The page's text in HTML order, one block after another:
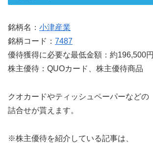
銘柄名： 小津産業
銘柄コード： 7487
優待獲得に必要な最低金額：約196,500円
株主優待：QUOカード、株主優待商品
クオカードやティッシュペーパーなどの
詰合せが貰えます。
※株主優待を紹介している記事は、